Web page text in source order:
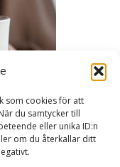
som cookies för att
du samtycker till
eller unika ID:n
om du återkallar ditt